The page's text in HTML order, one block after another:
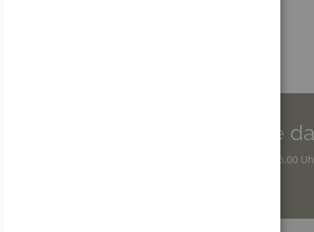
Wir sind für Sie
Montag - Donnerstag: 7.30 – 16.00